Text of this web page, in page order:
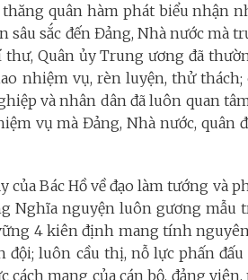
quân hàm phát biểu nhận
sắc đến Đảng, Nhà nước mà
Quân ủy Trung ương đã
nhiệm vụ, rèn luyện, thử thách;
và nhân dân đã luôn quan
vụ mà Đảng, Nhà nước, quân
Bác Hồ về đạo làm tướng và
Nghĩa nguyện luôn gương mẫu
4 kiên định mang tính
đội; luôn cầu thị, nỗ lực phấn
mạng của cán bộ, đảng viên,